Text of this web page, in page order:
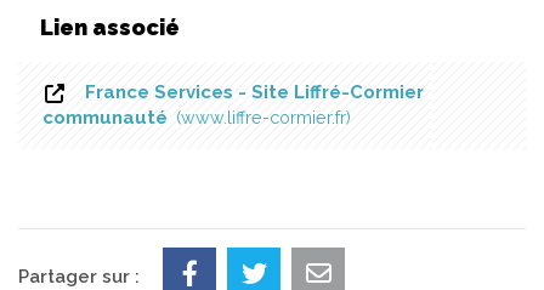
Lien associé
France Services - Site Liffré-Cormier
communauté
www.liffre-cormier.fr
Partager sur :